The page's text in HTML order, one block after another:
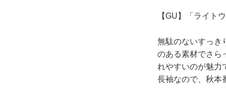
【GU】「ライト
無駄のないすっき
のある素材でさら
れやすいのが魅力
長袖なので、秋本